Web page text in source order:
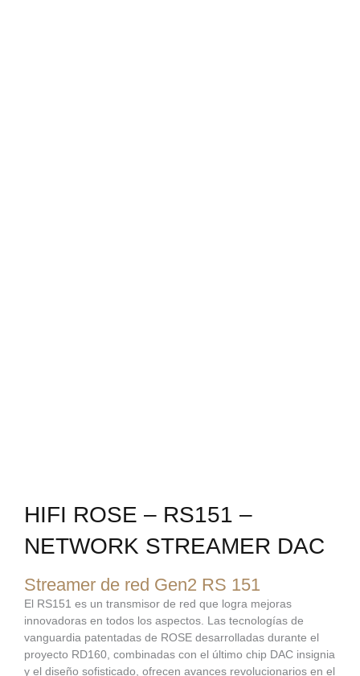
HIFI ROSE – RS151 –
NETWORK STREAMER DAC
Streamer de red Gen2 RS 151
El RS151 es un transmisor de red que logra mejoras
innovadoras en todos los aspectos. Las tecnologías de
vanguardia patentadas de ROSE desarrolladas durante el
proyecto RD160, combinadas con el último chip DAC insignia
y el diseño sofisticado, ofrecen avances revolucionarios en el